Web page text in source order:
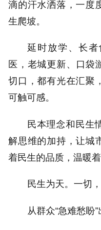
滴的汗水洒落，一度
生爬坡。
延时放学、长
医，老城更新、口
切口，都有光在汇聚
可触可感。
民本理念和民生
解思维的加持，让城
着民生的品质，温暖着
民生为天。一切
从群众“急难愁盼